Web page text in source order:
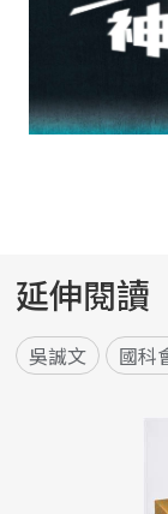
延伸閱讀
吳誠文 國科